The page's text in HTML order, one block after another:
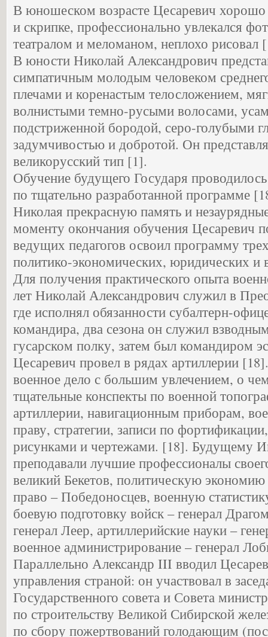
В юношеском возрасте Цесаревич хорошо
и скрипке, профессионально увлекался
театралом и меломаном, неплохо рисовал
В юности Николай Александрович
симпатичным молодым человеком
плечами и коренастым телосложением,
волнистыми темно-русыми волосами,
подстриженной бородой, серо-голубыми
задумчивостью и добротой. Он
великорусский тип [1].
Обучение будущего Государя
по тщательно разработанной программе
Николая прекрасную память и
моменту окончания обучения Цесаревич
ведущих педагогов освоил программу
политико-экономических, юридических и
Для получения практического опыта
лет Николай Александрович служил в
где исполнял обязанности субалтерн-
командира, два сезона он служил
гусарском полку, затем был командиром
Цесаревич провел в рядах артиллерии
военное дело с большим увлечением, о
тщательные конспекты по военной
артиллерии, навигационным приборам,
праву, стратегии, записи по
рисунками и чертежами. [18]. Будущему
преподавали лучшие профессионалы
великий Бекетов, политическую
право – Победоносцев, военную
боевую подготовку войск – генерал
генерал Леер, артиллерийские науки –
военное администрирование – генерал
Параллельно Александр III вводил
управления страной: он участвовал в
Государственного совета и Совета
по строительству Великой Сибирской
по сбору пожертвований голодающим